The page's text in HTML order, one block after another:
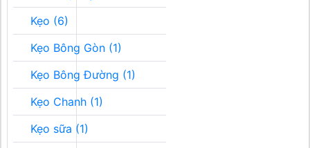
Kẹo (6)
Kẹo Bông Gòn (1)
Kẹo Bông Đường (1)
Kẹo Chanh (1)
Kẹo sữa (1)